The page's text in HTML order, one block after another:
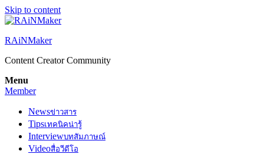
Skip to content
RAiNMaker
Content Creator Community
Menu
Member
Newsข่าวสาร
Tipsเทคนิคน่ารู้
Interviewบทสัมภาษณ์
Videoสื่อวีดีโอ